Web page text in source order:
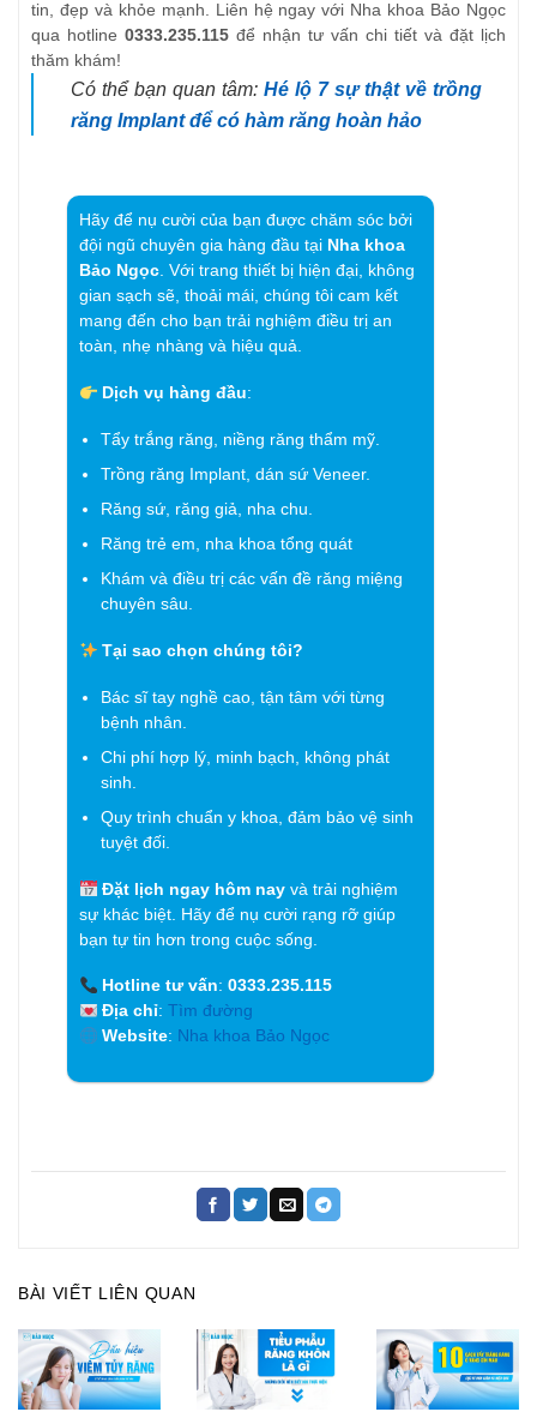
tin, đẹp và khỏe mạnh. Liên hệ ngay với Nha khoa Bảo Ngọc
qua hotline 0333.235.115 để nhận tư vấn chi tiết và đặt lịch
thăm khám!
Có thể bạn quan tâm: Hé lộ 7 sự thật về trồng
răng Implant để có hàm răng hoàn hảo
Hãy để nụ cười của bạn được chăm sóc bởi
đội ngũ chuyên gia hàng đầu tại Nha khoa
Bảo Ngọc. Với trang thiết bị hiện đại, không
gian sạch sẽ, thoải mái, chúng tôi cam kết
mang đến cho bạn trải nghiệm điều trị an
toàn, nhẹ nhàng và hiệu quả.
Dịch vụ hàng đầu:
Tẩy trắng răng, niềng răng thẩm mỹ.
Trồng răng Implant, dán sứ Veneer.
Răng sứ, răng giả, nha chu.
Răng trẻ em, nha khoa tổng quát
Khám và điều trị các vấn đề răng miệng
chuyên sâu.
Tại sao chọn chúng tôi?
Bác sĩ tay nghề cao, tận tâm với từng
bệnh nhân.
Chi phí hợp lý, minh bạch, không phát
sinh.
Quy trình chuẩn y khoa, đảm bảo vệ sinh
tuyệt đối.
Đặt lịch ngay hôm nay và trải nghiệm
sự khác biệt. Hãy để nụ cười rạng rỡ giúp
bạn tự tin hơn trong cuộc sống.
Hotline tư vấn:0333.235.115
Địa chỉ:Tìm đường
Website: Nha khoa Bảo Ngọc
BÀI VIẾT LIÊN QUAN